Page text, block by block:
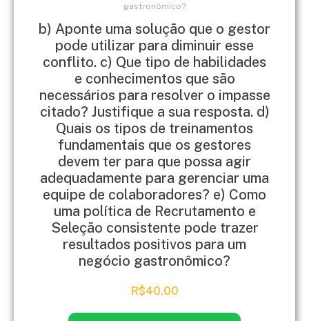
gastronômico?
b) Aponte uma solução que o gestor
pode utilizar para diminuir esse
conflito. c) Que tipo de habilidades
e conhecimentos que são
necessários para resolver o impasse
citado? Justifique a sua resposta. d)
Quais os tipos de treinamentos
fundamentais que os gestores
devem ter para que possa agir
adequadamente para gerenciar uma
equipe de colaboradores? e) Como
uma política de Recrutamento e
Seleção consistente pode trazer
resultados positivos para um
negócio gastronômico?
R$40,00